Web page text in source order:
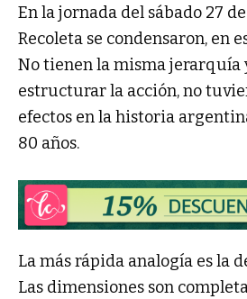
En la jornada del sábado 27
Recoleta se condensaron, en
No tienen la misma jerarquía
estructurar la acción, no
efectos en la historia
80 años.
La más rápida analogía es la
Las dimensiones son